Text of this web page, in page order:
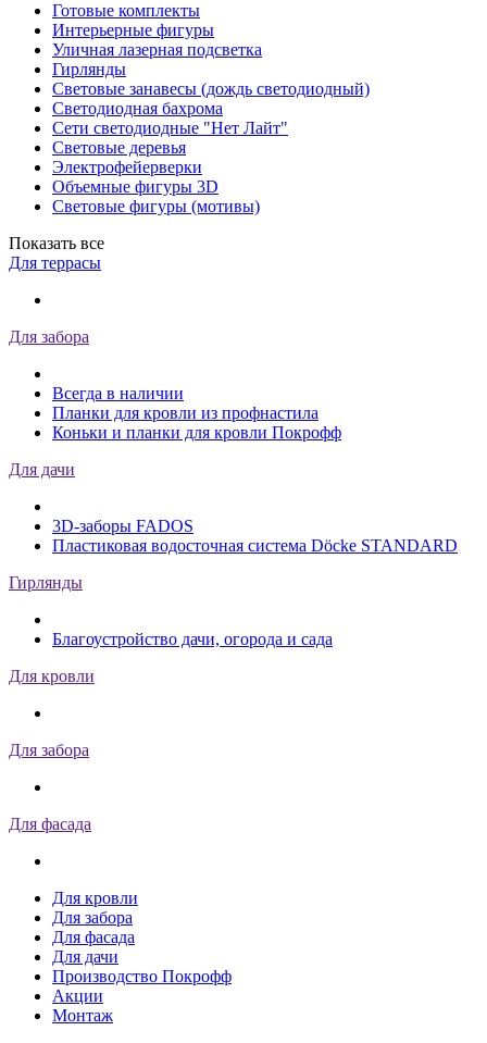
Готовые комплекты
Интерьерные фигуры
Уличная лазерная подсветка
Гирлянды
Световые занавесы (дождь светодиодный)
Светодиодная бахрома
Сети светодиодные "Нет Лайт"
Световые деревья
Электрофейерверки
Объемные фигуры 3D
Световые фигуры (мотивы)
Показать все
Для террасы
Для забора
Всегда в наличии
Планки для кровли из профнастила
Коньки и планки для кровли Покрофф
Для дачи
3D-заборы FADOS
Пластиковая водосточная система Döcke STANDARD
Гирлянды
Благоустройство дачи, огорода и сада
Для кровли
Для забора
Для фасада
Для кровли
Для забора
Для фасада
Для дачи
Производство Покрофф
Акции
Монтаж